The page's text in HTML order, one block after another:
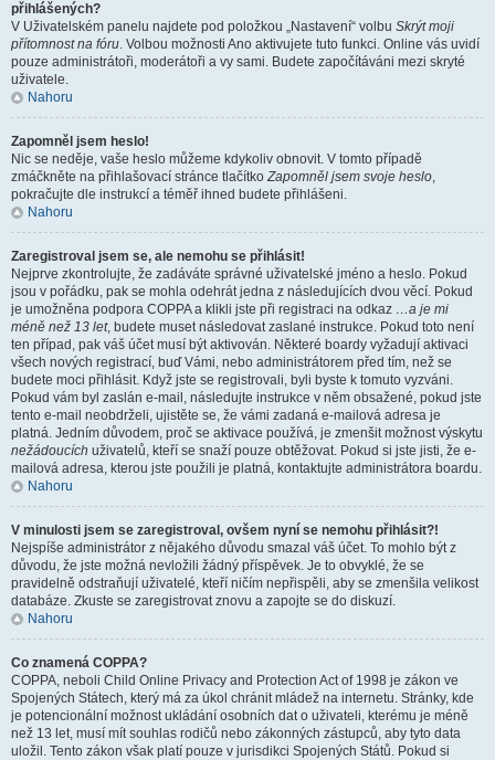
přihlášených?
V Uživatelském panelu najdete pod položkou „Nastavení“ volbu Skrýt moji
přítomnost na fóru. Volbou možnosti Ano aktivujete tuto funkci. Online vás uvidí
pouze administrátoři, moderátoři a vy sami. Budete započítáváni mezi skryté
uživatele.
Nahoru
Zapomněl jsem heslo!
Nic se neděje, vaše heslo můžeme kdykoliv obnovit. V tomto případě
zmáčkněte na přihlašovací stránce tlačítkoZapomněl jsem svoje heslo,
pokračujte dle instrukcí a téměř ihned budete přihlášeni.
Nahoru
Zaregistroval jsem se, ale nemohu se přihlásit!
Nejprve zkontrolujte, že zadáváte správné uživatelské jméno a heslo. Pokud
jsou v pořádku, pak se mohla odehrát jedna z následujících dvou věcí. Pokud
je umožněna podpora COPPA a klikli jste při registraci na odkaz …a je mi
méně než 13 let, budete muset následovat zaslané instrukce. Pokud toto není
ten případ, pak váš účet musí být aktivován. Některé boardy vyžadují aktivaci
všech nových registrací, buď Vámi, nebo administrátorem před tím, než se
budete moci přihlásit. Když jste se registrovali, byli byste k tomuto vyzváni.
Pokud vám byl zaslán e-mail, následujte instrukce v něm obsažené, pokud jste
tento e-mail neobdrželi, ujistěte se, že vámi zadaná e-mailová adresa je
platná. Jedním důvodem, proč se aktivace používá, je zmenšit možnost výskytu
nežádoucích uživatelů, kteří se snaží pouze obtěžovat. Pokud si jste jisti, že e-
mailová adresa, kterou jste použili je platná, kontaktujte administrátora boardu.
Nahoru
V minulosti jsem se zaregistroval, ovšem nyní se nemohu přihlásit?!
Nejspíše administrátor z nějakého důvodu smazal váš účet. To mohlo být z
důvodu, že jste možná nevložili žádný příspěvek. Je to obvyklé, že se
pravidelně odstraňují uživatelé, kteří ničím nepřispěli, aby se zmenšila velikost
databáze. Zkuste se zaregistrovat znovu a zapojte se do diskuzí.
Nahoru
Co znamená COPPA?
COPPA, neboli Child Online Privacy and Protection Act of 1998 je zákon ve
Spojených Státech, který má za úkol chránit mládež na internetu. Stránky, kde
je potencionální možnost ukládání osobních dat o uživateli, kterému je méně
než 13 let, musí mít souhlas rodičů nebo zákonných zástupců, aby tyto data
uložil. Tento zákon však platí pouze v jurisdikci Spojených Států. Pokud si